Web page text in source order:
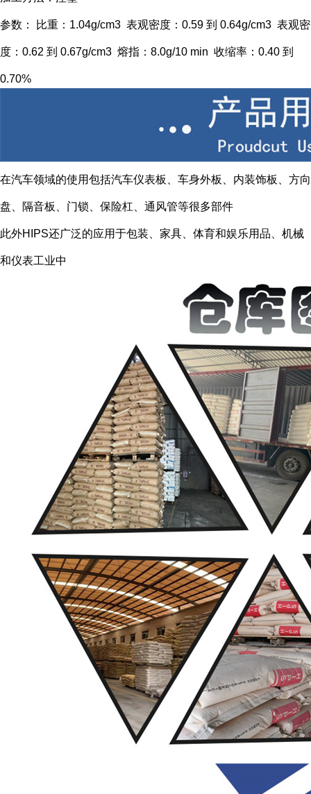
参数： 比重：1.04g/cm3 表观密度：0.59 到 0.64g/cm3 表观密
度：0.62 到 0.67g/cm3 熔指：8.0g/10 min 收缩率：0.40 到
0.70%
在汽车领域的使用包括汽车仪表板、车身外板、内装饰板、方向
盘、隔音板、门锁、保险杠、通风管等很多部件
此外HIPS还广泛的应用于包装、家具、体育和娱乐用品、机械
和仪表工业中